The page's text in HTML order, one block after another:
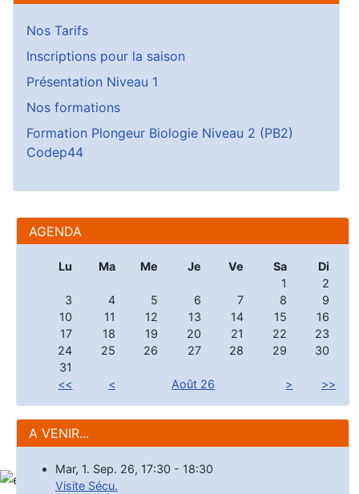
AGENDA
Lu Ma Me Je Ve Sa
Di
1
2
3
4 5 6 7 8
9
10
11 12 13 14 15
16
17
18 19 20 21 22
23
24
25 26 27 28 29
30
31
<<
< Août 26 > >>
A VENIR...
Mar, 1. Sep. 26, 17:30 - 18:30
Visite Sécu.
Nos Tarifs
Inscriptions pour la saison
Présentation Niveau 1
Nos formations
Formation Plongeur Biologie Niveau 2 (PB2)
Codep44